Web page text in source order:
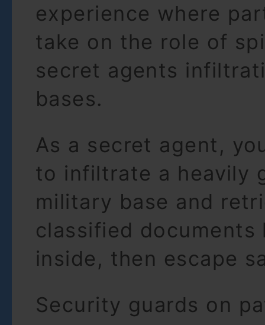
experience where
take on the role of
secret agents
bases.
As a secret agent,
to infiltrate a heavily
military base and
classified documents
inside, then escape
Security guards on